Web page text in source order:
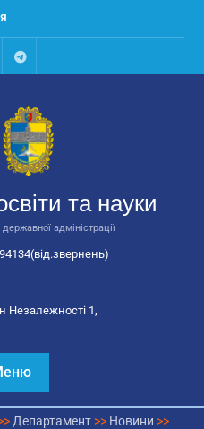
Talegram
та науки
адміністрації
Незалежності 1,
Департамент>> Новини >>